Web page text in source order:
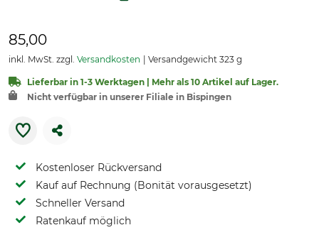
85,00
inkl. MwSt. zzgl. Versandkosten Versandgewicht 323 g
Lieferbar in 1-3 Werktagen | Mehr als 10 Artikel auf Lager.
Nicht verfügbar in unserer Filiale in Bispingen
Kostenloser Rückversand
Kauf auf Rechnung (Bonität vorausgesetzt)
Schneller Versand
Ratenkauf möglich